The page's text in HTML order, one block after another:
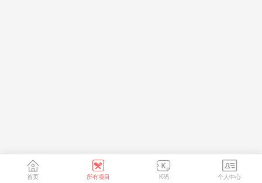
首页 所有项目 K码 个人中心